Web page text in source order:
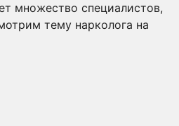
множество специалистов,
тему нарколога на